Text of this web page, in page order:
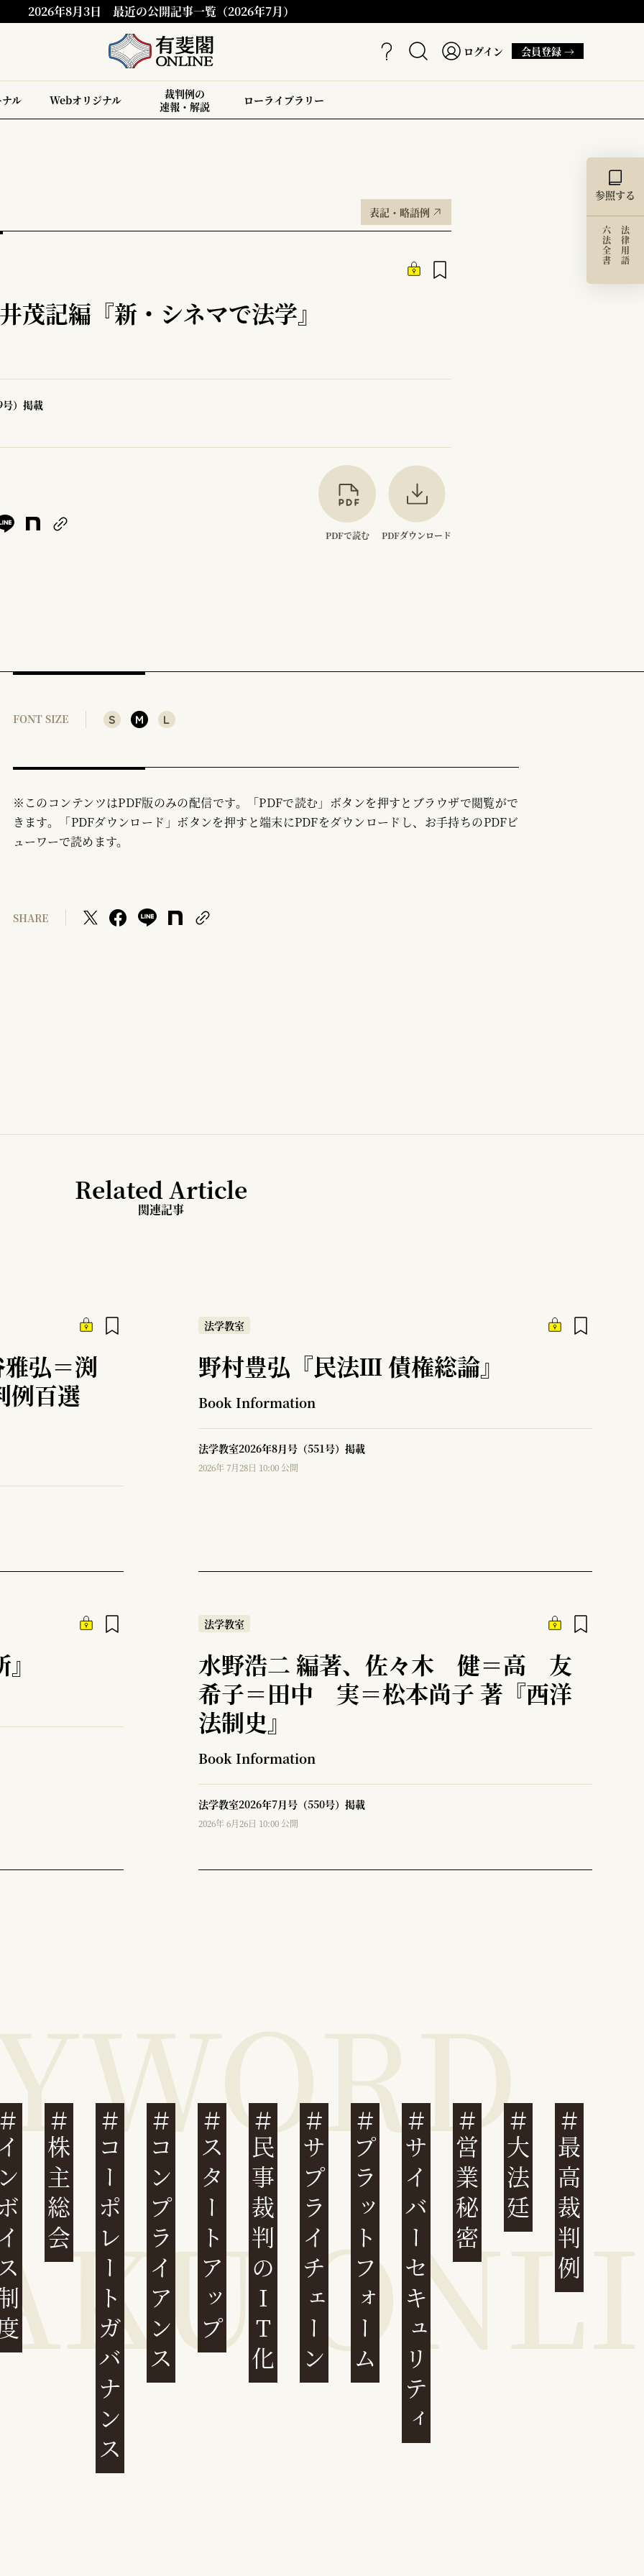
2026年8月3日 最近の公開記事一覧（2026年7月）
ログイン 会員登録 →
ル Webオリジナル
裁判例の
速報・解説
ローライブラリー
表記・略語例
記編『新・シネマで法学』
）掲載
PDFで読む PDFダウンロード
参照する
法律用語
六法全書
FONT SIZE S M L
※このコンテンツはPDF版のみの配信です。「PDFで読む」ボタンを押すとブラウザで閲覧がで
きます。「PDFダウンロード」ボタンを押すと端末にPDFをダウンロードし、お手持ちのPDFビ
ューワーで読めます。
SHARE
Related Article
関連記事
雅弘＝渕
例百選
法学教室
野村豊弘『民法Ⅲ 債権総論』
Book Information
法学教室2026年8月号（551号）掲載
2026年 7月28日 10:00 公開
法学教室
水野浩二 編著、佐々木 健＝高 友
希子＝田中 実＝松本尚子 著『西洋
法制史』
Book Information
法学教室2026年7月号（550号）掲載
2026年 6月26日 10:00 公開
制度 株主総会 コーポレートガバナンスコンプライアンススタートアップ民事裁判のIT化サプライチェーンプラットフォームサイバーセキュリティ 営業秘密 大法廷 最高裁判例